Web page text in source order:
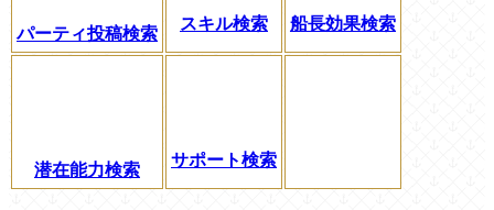
パーティ投稿検索
スキル検索 船長効果検索
潜在能力検索
サポート検索